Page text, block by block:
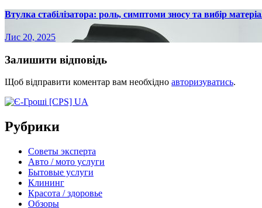
Втулка стабілізатора: роль, симптоми зносу та вибір
Лис 20, 2025
Залишити відповідь
Щоб відправити коментар вам необхідно авторизуватись.
Рубрики
Советы эксперта
Авто / мото услуги
Бытовые услуги
Клининг
Красота / здоровье
Обзоры